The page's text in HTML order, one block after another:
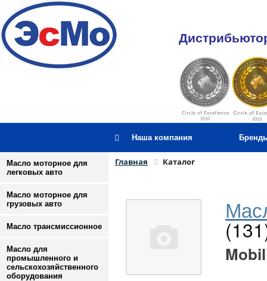
Наша компания
Масло моторное для
легковых авто
Масло моторное для
грузовых авто
Масло трансмиссионное
Масло для
промышленного и
сельскохозяйственного
оборудования
Главная Каталог
Mobil